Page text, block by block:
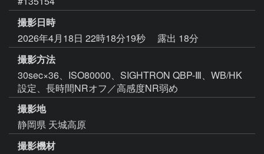
撮影日時
2026年4月18日 22時18分19秒
露出 18分
撮影方法
30sec×36、ISO80000、SIGHTRON QBP-Ⅲ、WB/HK
設定、長時間NRオフ／高感度NR弱め
撮影地
静岡県 天城高原
撮影機材